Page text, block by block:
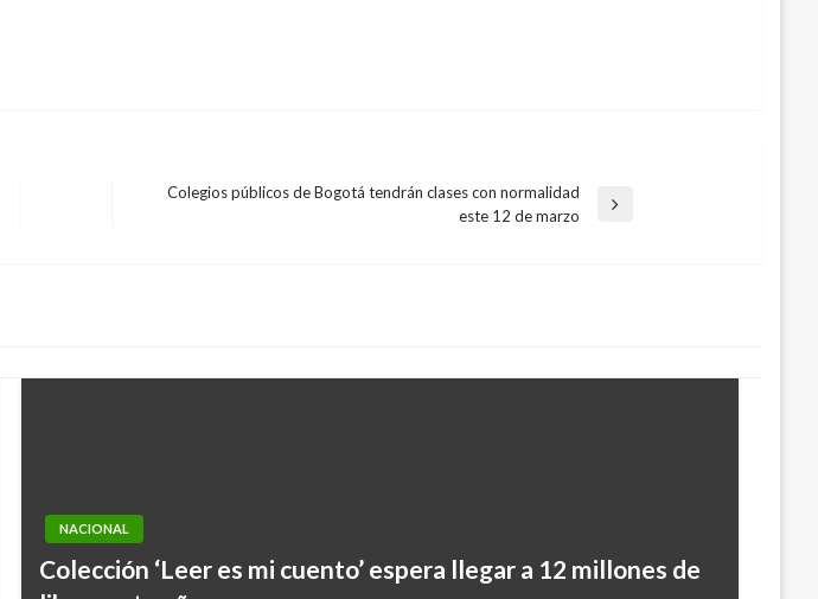
Colegios públicos de Bogotá tendrán clases con normalidad
este 12 de marzo
NACIONAL
Colección ‘Leer es mi cuento’ espera llegar a 12 millones de